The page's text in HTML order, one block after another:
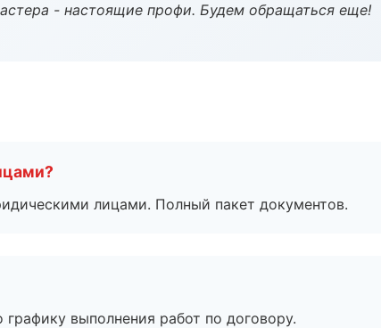
- настоящие профи. Будем обращаться еще!
лицами. Полный пакет документов.
выполнения работ по договору.